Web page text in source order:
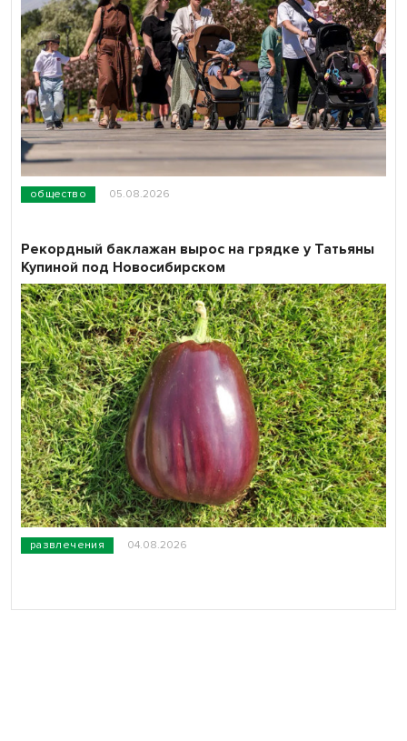
общество 05.08.2026
развлечения 04.08.2026
Рекордный баклажан вырос на грядке у Татьяны
Купиной под Новосибирском